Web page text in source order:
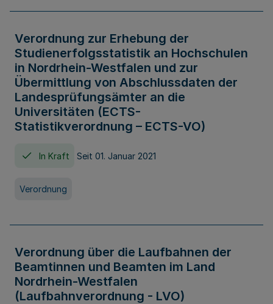
Verordnung zur Erhebung der
Studienerfolgsstatistik an Hochschulen
in Nordrhein-Westfalen und zur
Übermittlung von Abschlussdaten der
Landesprüfungsämter an die
Universitäten (ECTS-
Statistikverordnung – ECTS-VO)
In Kraft Seit 01. Januar 2021
Verordnung
Verordnung über die Laufbahnen der
Beamtinnen und Beamten im Land
Nordrhein-Westfalen
(Laufbahnverordnung - LVO)